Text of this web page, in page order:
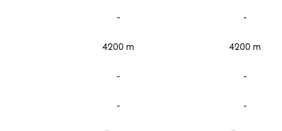
-
4200 m
-
-
-
4200 m
-
-